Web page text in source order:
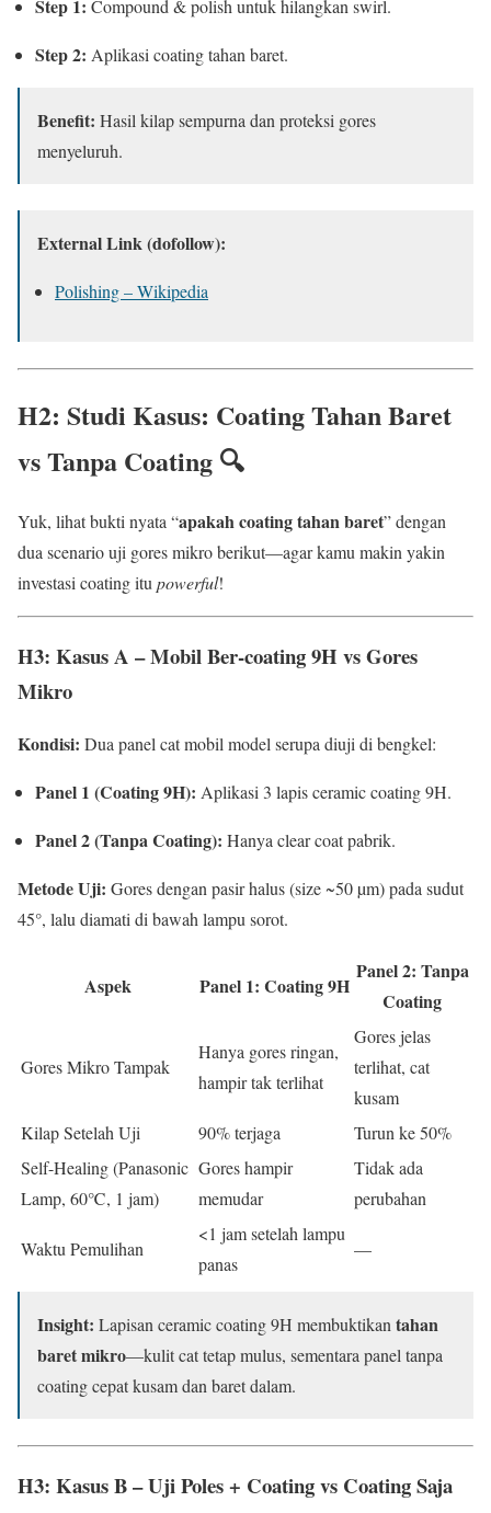
Step 1: Compound & polish untuk hilangkan swirl.
Step 2: Aplikasi coating tahan baret.
Benefit: Hasil kilap sempurna dan proteksi gores
menyeluruh.
External Link (dofollow):
Polishing – Wikipedia
H2: Studi Kasus: Coating Tahan Baret
vs Tanpa Coating 🔍
Yuk, lihat bukti nyata “apakah coating tahan baret” dengan
dua scenario uji gores mikro berikut—agar kamu makin yakin
investasi coating itu powerful!
H3: Kasus A – Mobil Ber-coating 9H vs Gores
Mikro
Kondisi: Dua panel cat mobil model serupa diuji di bengkel:
Panel 1 (Coating 9H): Aplikasi 3 lapis ceramic coating 9H.
Panel 2 (Tanpa Coating): Hanya clear coat pabrik.
Metode Uji: Gores dengan pasir halus (size ~50 µm) pada sudut
45°, lalu diamati di bawah lampu sorot.
Aspek Panel 1: Coating 9H
Panel 2: Tanpa
Coating
Gores Mikro Tampak
Hanya gores ringan,
hampir tak terlihat
Gores jelas
terlihat, cat
kusam
Kilap Setelah Uji
90% terjaga
Turun ke 50%
Self-Healing (Panasonic
Lamp, 60℃, 1 jam)
Gores hampir
memudar
Tidak ada
perubahan
Waktu Pemulihan
<1 jam setelah lampu
panas
—
Insight: Lapisan ceramic coating 9H membuktikantahan
baret mikro—kulit cat tetap mulus, sementara panel tanpa
coating cepat kusam dan baret dalam.
H3: Kasus B – Uji Poles + Coating vs Coating Saja